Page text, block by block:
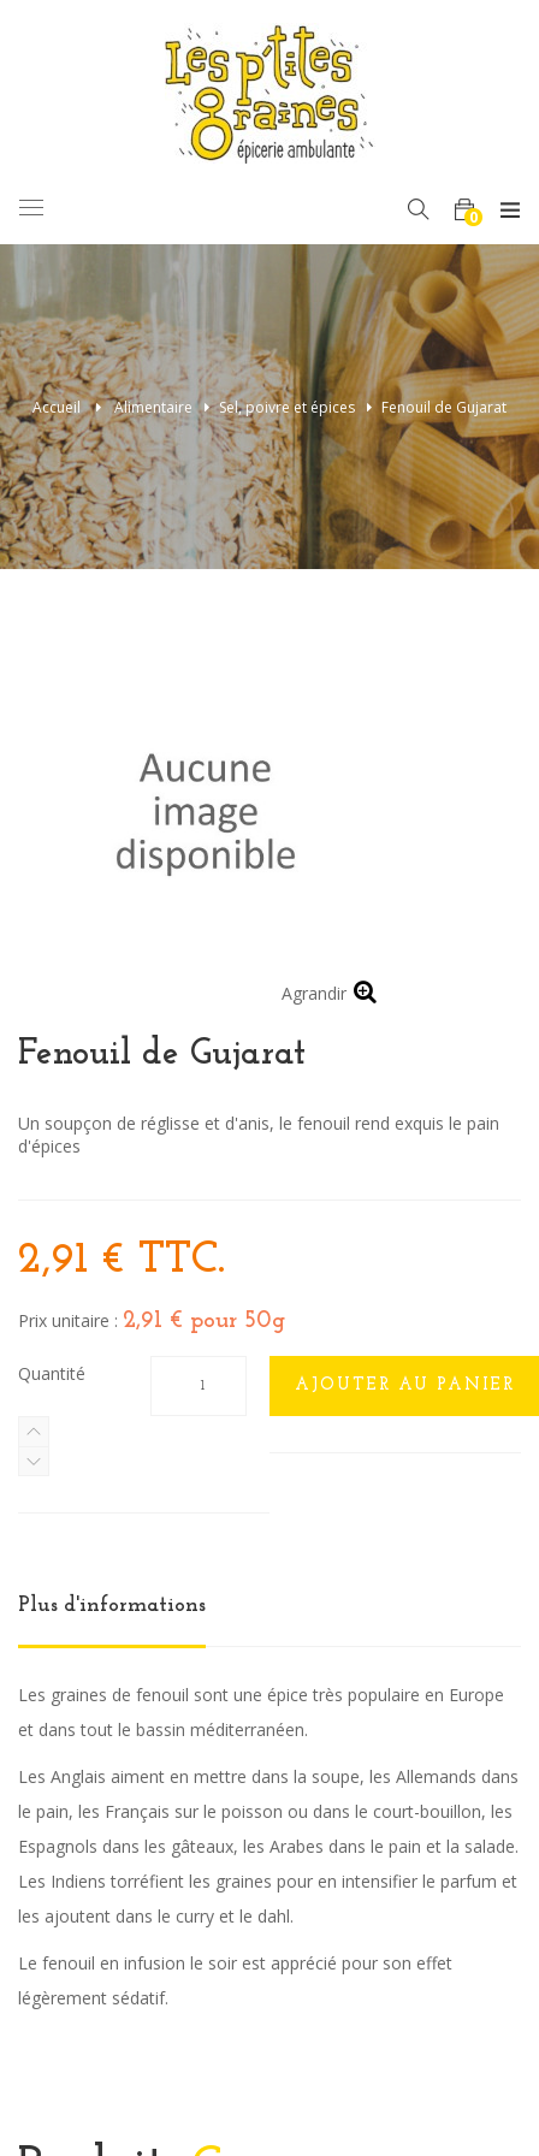
BASCULER
0
Accueil > Alimentaire > Sel, poivre et épices > Fenouil de Gujarat
Agrandir
Fenouil de Gujarat
Un soupçon de réglisse et d'anis, le fenouil rend exquis le pain
d'épices
2,91 € TTC.
Prix unitaire : 2,91 € pour 50g
Quantité
AJOUTER AU PANIER
Plus d'informations
Les graines de fenouil sont une épice très populaire en Europe
et dans tout le bassin méditerranéen.
Les Anglais aiment en mettre dans la soupe, les Allemands dans
le pain, les Français sur le poisson ou dans le court-bouillon, les
Espagnols dans les gâteaux, les Arabes dans le pain et la salade.
Les Indiens torréfient les graines pour en intensifier le parfum et
les ajoutent dans le curry et le dahl.
Le fenouil en infusion le soir est apprécié pour son effet
légèrement sédatif.